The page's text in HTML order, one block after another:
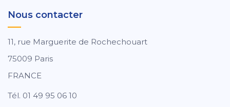
Nous contacter
11, rue Marguerite de Rochechouart
75009 Paris
FRANCE
Tél. 01 49 95 06 10